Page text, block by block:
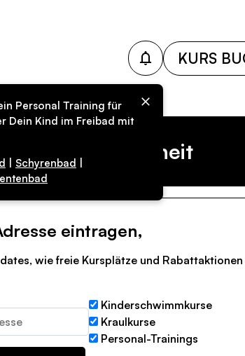
Personal Training für
Dein Kind im Freibad mit
Schyrenbad
KURS
der Vergangenheit
eintragen,
wie freie Kursplätze und Rabattaktionen
Kinderschwimmkurse
Kraulkurse
Personal-Trainings